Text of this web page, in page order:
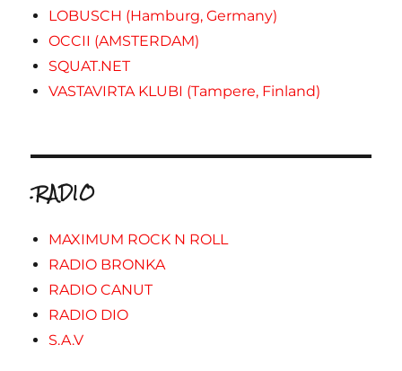
LOBUSCH (Hamburg, Germany)
OCCII (AMSTERDAM)
SQUAT.NET
VASTAVIRTA KLUBI (Tampere, Finland)
.RADIO
MAXIMUM ROCK N ROLL
RADIO BRONKA
RADIO CANUT
RADIO DIO
S.A.V